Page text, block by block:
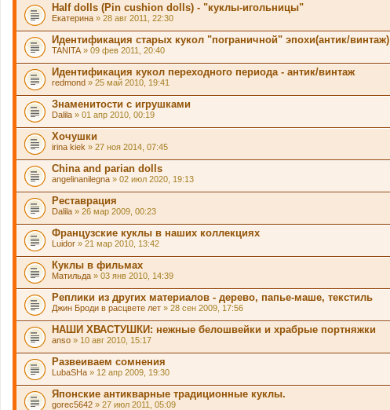
Half dolls (Pin cushion dolls) - "куклы-игольницы"
Екатерина » 28 авг 2011, 22:30
Идентификация старых кукол "пограничной" эпохи(антик/винтаж)
TANITA » 09 фев 2011, 20:40
Идентификация кукол переходного периода - антик/винтаж
redmond » 25 май 2010, 19:41
Знаменитости с игрушками
Dalila » 01 апр 2010, 00:19
Хочушки
irina kiek » 27 ноя 2014, 07:45
China and parian dolls
angelinanilegna » 02 июл 2020, 19:13
Реставрация
Dalila » 26 мар 2009, 00:23
Французские куклы в наших коллекциях
Luidor » 21 мар 2010, 13:42
Куклы в фильмах
Матильда » 03 янв 2010, 14:39
Реплики из других материалов - дерево, папье-маше, текстиль
Джин Броди в расцвете лет » 28 сен 2009, 17:56
НАШИ ХВАСТУШКИ: нежные белошвейки и храбрые портняжки
anso » 10 авг 2010, 15:17
Развеиваем сомнения
LubaSHa » 12 апр 2009, 19:30
Японские антикварные традиционные куклы.
gorec5642 » 27 июл 2011, 05:09